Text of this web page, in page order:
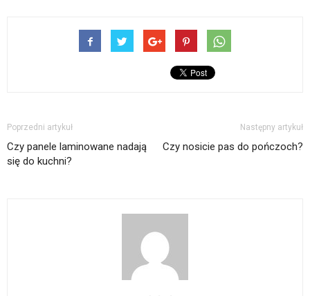
tym artykule przyjrzymy się
bliżej tym dwóm rodzajom
Poprzedni artykuł
Czy panele laminowane nadają
się do kuchni?
Następny artykuł
Czy nosicie pas do pończoch?